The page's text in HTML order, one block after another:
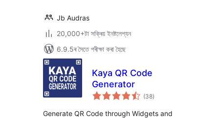
Jb Audras
20,000+টা সক্ৰিয় ইনষ্টলেশ্যন
6.9.5ৰ সৈতে পৰীক্ষা কৰা হৈছে
Kaya QR Code
Generator
(38টা
মুঠ)
Generate QR Code through Widgets and